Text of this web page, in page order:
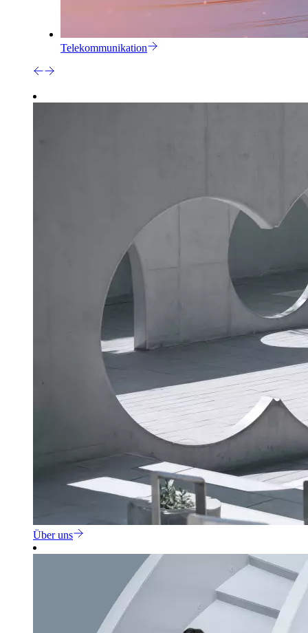
Telekommunikation
Über uns